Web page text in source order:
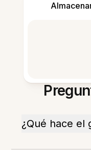
¿Qué hace el